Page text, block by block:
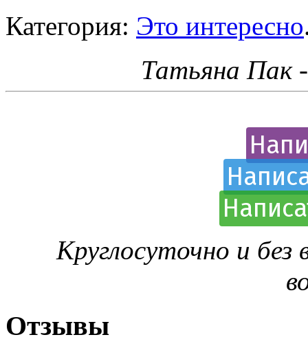
Категория: Это интересно
Татьяна Пак
Круглосуточно и
Отзывы